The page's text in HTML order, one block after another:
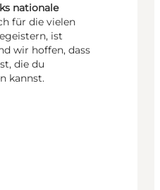
nationale
für die vielen
ist
wir hoffen, dass
die du
kannst.